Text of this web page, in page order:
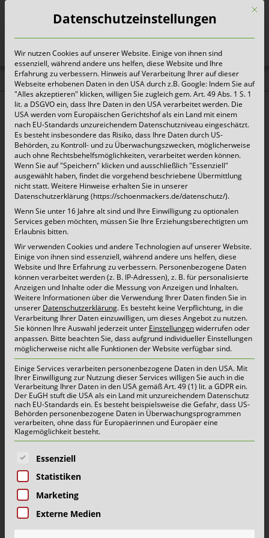
Heute für morgen sorgen
Abrollbehälter
Abrollbehälter 10 m³
i
Angebot anfordern
Angebot per Formular
Abrollbehälter 20 m³
i
Angebot per Formular
Technische Hinweise:
Stahlbehälter
Aufnahme: Haken
Große Hecktür, mit Schubkarre befahrbar
Füllhöhe bis 10 cm unter den Behälterrand
Maße (L x B x H) in mm:7280 x 2513 x 600
Technische Hinweise:
Stahlbehälter
Aufnahme: Haken
2 Hecktüren zur einfachen Befüllung
Technische Hinweise:
Stahlbehälter
Aufnahme: Haken
2 Hecktüren zur einfachen Befüllung
Füllhöhe bis 10 cm unter den Behälterrand
Maße (L x B x H) in mm: 7280 x 2513 x 2495
Mit
Datenschutzeinstellungen
Wir nutzen Cookies auf unserer Website. Einige von ihnen sind
essenziell, während andere uns helfen, diese Website und Ihre
Erfahrung zu verbessern. Hinweis auf Verarbeitung Ihrer auf dieser
Webseite erhobenen Daten in den USA durch z.B. Google: Indem Sie auf
"Alles akzeptieren" klicken, willigen Sie zugleich gem. Art. 49 Abs. 1 S. 1
lit. a DSGVO ein, dass Ihre Daten in den USA verarbeitet werden. Die
USA werden vom Europäischen Gerichtshof als ein Land mit einem
nach EU-Standards unzureichendem Datenschutzniveau eingeschätzt.
Es besteht insbesondere das Risiko, dass Ihre Daten durch US-
Behörden, zu Kontroll- und zu Überwachungszwecken, möglicherweise
auch ohne Rechtsbehelfsmöglichkeiten, verarbeitet werden können.
Wenn Sie auf "Speichern" klicken und ausschließlich "Essenziell"
ausgewählt haben, findet die vorgehend beschriebene Übermittlung
nicht statt. Weitere Hinweise erhalten Sie in unserer
Datenschutzerklärung (https://schoenmackers.de/datenschutz/).
Wenn Sie unter 16 Jahre alt sind und Ihre Einwilligung zu optionalen
Services geben möchten, müssen Sie Ihre Erziehungsberechtigten um
Erlaubnis bitten.
Wir verwenden Cookies und andere Technologien auf unserer Website.
Einige von ihnen sind essenziell, während andere uns helfen, diese
Website und Ihre Erfahrung zu verbessern. Personenbezogene Daten
können verarbeitet werden (z. B. IP-Adressen), z. B. für personalisierte
Anzeigen und Inhalte oder die Messung von Anzeigen und Inhalten.
Weitere Informationen über die Verwendung Ihrer Daten finden Sie in
unserer Datenschutzerklärung. Es besteht keine Verpflichtung, in die
Verarbeitung Ihrer Daten einzuwilligen, um dieses Angebot zu nutzen.
Sie können Ihre Auswahl jederzeit unter Einstellungenwiderrufen oder
anpassen. Bitte beachten Sie, dass aufgrund individueller Einstellungen
möglicherweise nicht alle Funktionen der Website verfügbar sind.
Einige Services verarbeiten personenbezogene Daten in den USA. Mit
Ihrer Einwilligung zur Nutzung dieser Services willigen Sie auch in die
Verarbeitung Ihrer Daten in den USA gemäß Art. 49 (1) lit. a GDPR ein.
Der EuGH stuft die USA als ein Land mit unzureichendem Datenschutz
nach EU-Standards ein. Es besteht beispielsweise die Gefahr, dass US-
Behörden personenbezogene Daten in Überwachungsprogrammen
verarbeiten, ohne dass für Europäerinnen und Europäer eine
Klagemöglichkeit besteht.
Es folgt eine Liste der Service-Gruppen, für die eine
Essenziell
Statistiken
Marketing
Externe Medien